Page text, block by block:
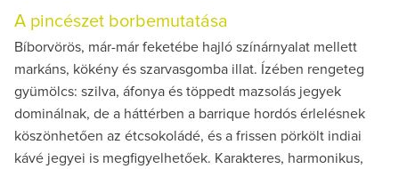
A pincészet borbemutatása
Bíborvörös, már-már feketébe hajló színárnyalat mellett
markáns, kökény és szarvasgomba illat. Ízében rengeteg
gyümölcs: szilva, áfonya és töppedt mazsolás jegyek
dominálnak, de a háttérben a barrique hordós érlelésnek
köszönhetően az étcsokoládé, és a frissen pörkölt indiai
kávé jegyei is megfigyelhetőek. Karakteres, harmonikus,